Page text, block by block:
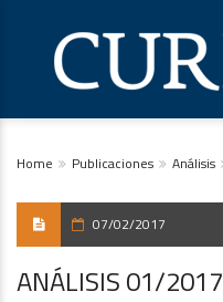
Home Publicaciones Análisis
07/02/2017
ANÁLISIS 01/2017